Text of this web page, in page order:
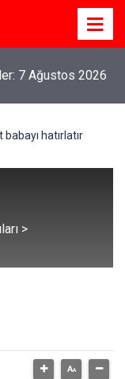
7 Ağustos 2026
babayı hatırlatır
>